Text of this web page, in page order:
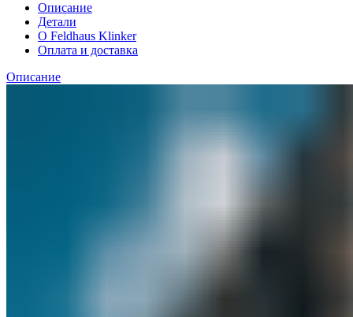
Описание
Детали
О Feldhaus Klinker
Оплата и доставка
Описание